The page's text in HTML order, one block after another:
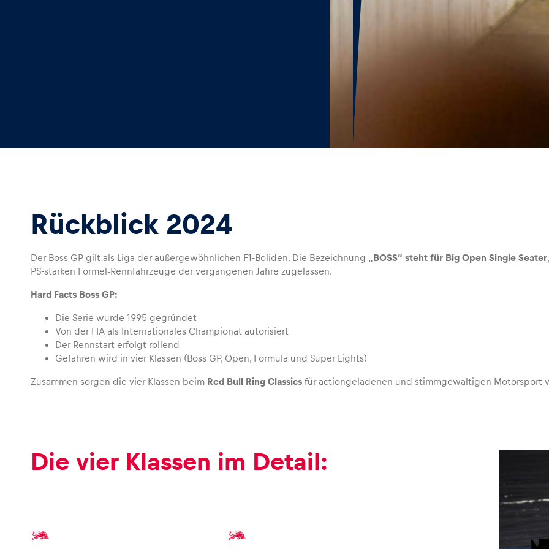
Rückblick 2024
Der Boss GP gilt als Liga der außergewöhnlichen F1-Boliden. Die Bezeichnung „BOSS“ steht für Big Open Single Seater
PS-starken Formel-Rennfahrzeuge der vergangenen Jahre zugelassen.
Hard Facts Boss GP:
Die Serie wurde 1995 gegründet
Von der FIA als Internationales Championat autorisiert
Der Rennstart erfolgt rollend
Gefahren wird in vier Klassen (Boss GP, Open, Formula und Super Lights)
Zusammen sorgen die vier Klassen beim Red Bull Ring Classics für actiongeladenen und stimmgewaltigen Motorsport
Die vier Klassen im Detail: